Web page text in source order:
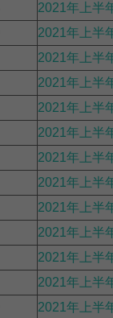
2021年上半
2021年上半
2021年上半
2021年上半
2021年上半
2021年上半
2021年上半
2021年上半
2021年上半
2021年上半
2021年上半
2021年上半
2021年上半